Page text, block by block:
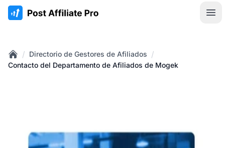
:site.title
Home
/ Directorio de Gestores de Afiliados /
Contacto del Departamento de Afiliados de Mogek